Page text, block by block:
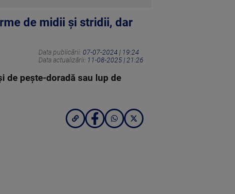
de midii și stridii, dar
Data publicării: 07-07-2024 | 19:24
Data actualizării: 11-08-2025 | 21:26
de pește-doradă sau lup de